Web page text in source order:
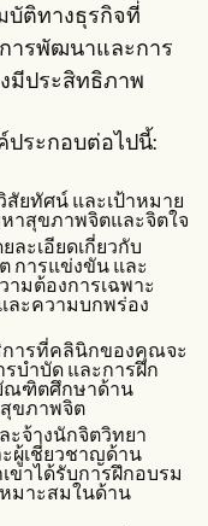
บัติทางธุรกิจที่
ารพัฒนาและการ
มีประสิทธิภาพ
ระกอบต่อไปนี้:
สัยทัศน์ และเป้าหมาย
สุขภาพจิตและจิตใจ
ละเอียดเกี่ยวกับ
การแข่งขัน และ
มต้องการเฉพาะ
ละความบกพร่อง
การที่คลินิกของคุณจะ
รบำบัด และการฝึก
ณฑิตศึกษาด้าน
ขภาพจิต
ะจ้างนักจิตวิทยา
ผู้เชี่ยวชาญด้าน
ขาได้รับการฝึกอบรม
มาะสมในด้าน